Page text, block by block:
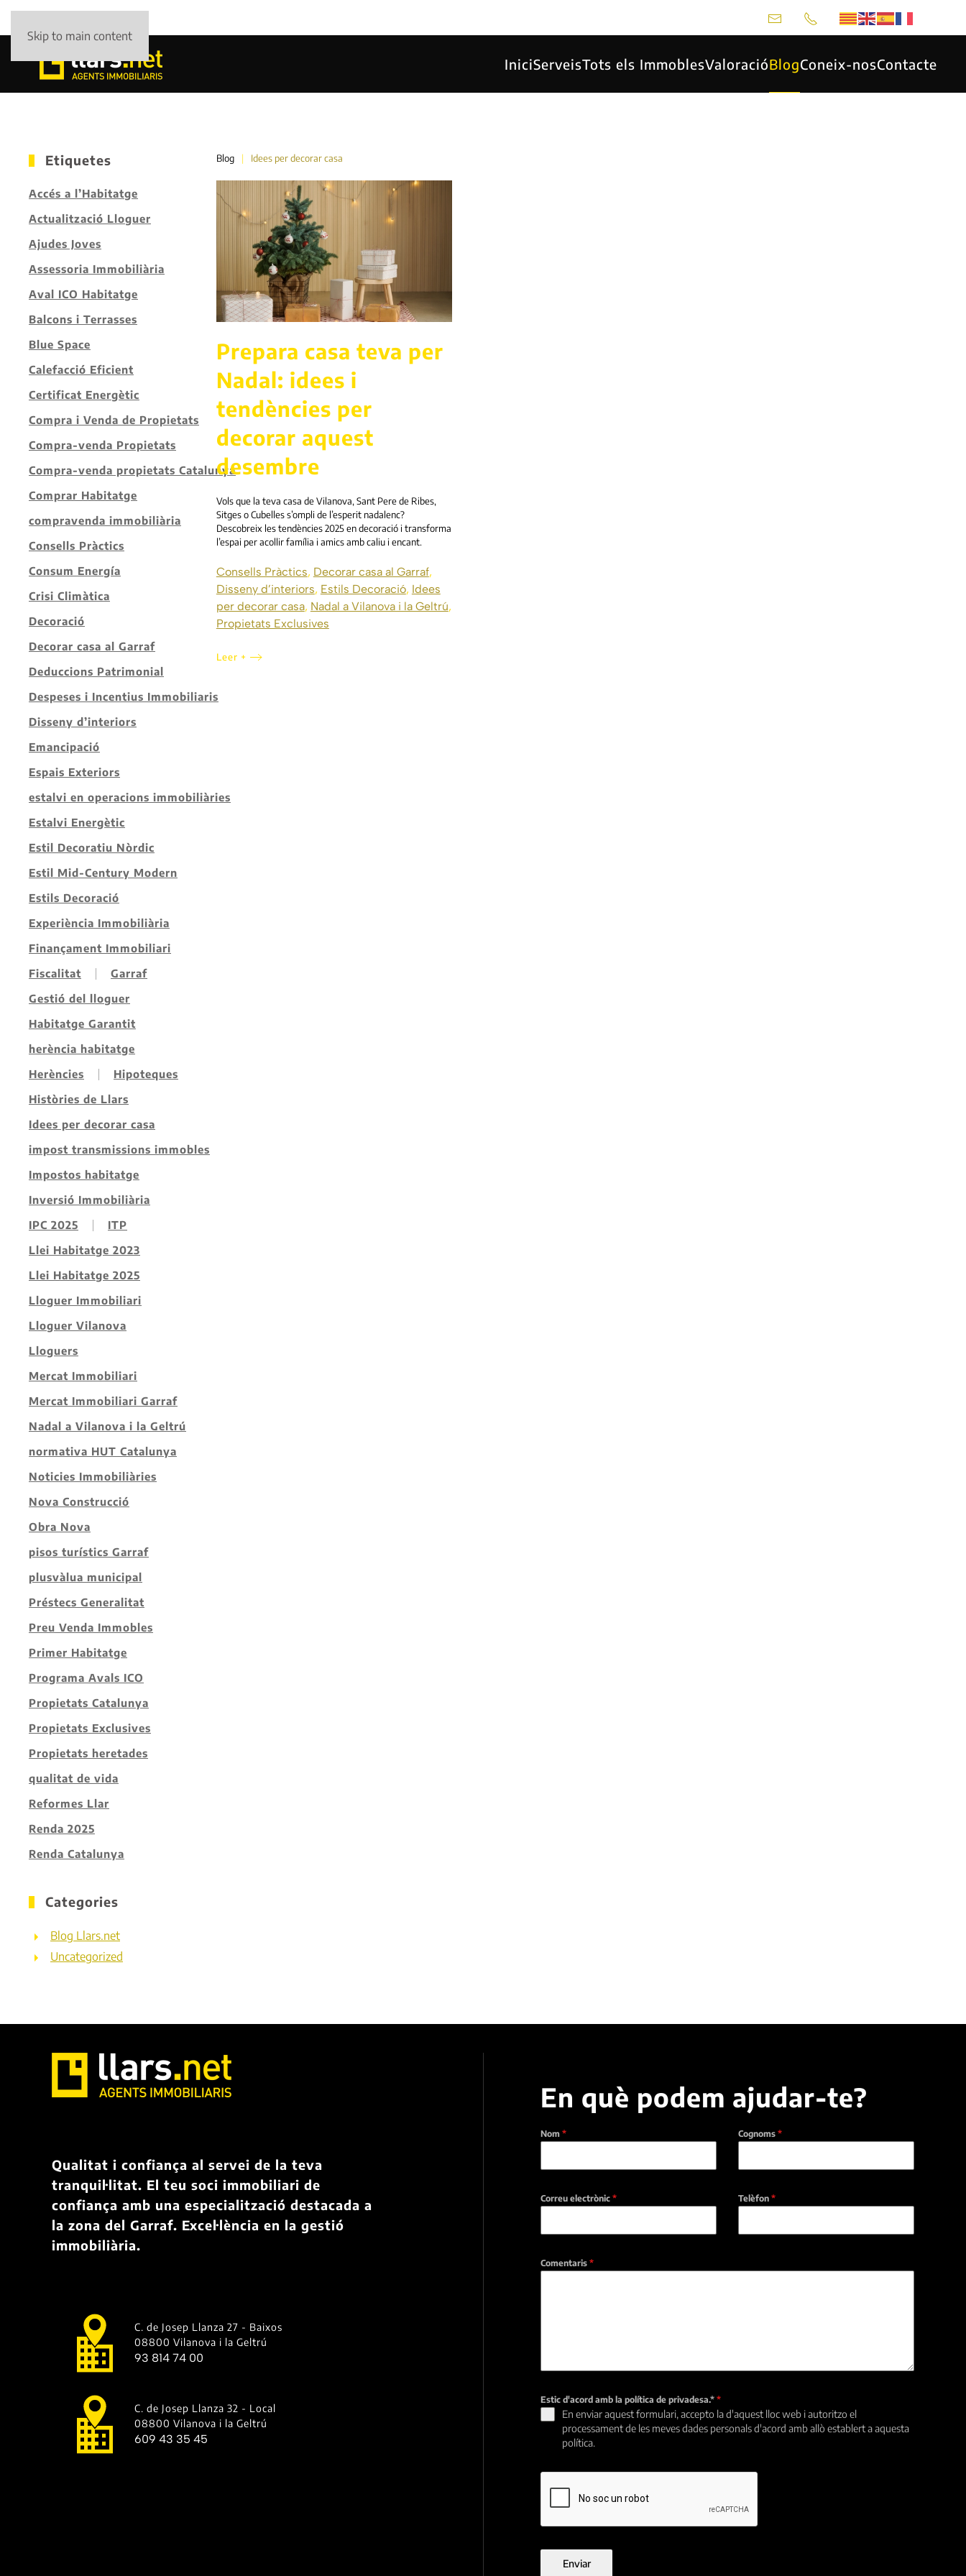
Skip to main content
IniciServeisTots els ImmoblesValoracióBlogConeix-nosContacte
Etiquetes
Accés a l’Habitatge
Actualització Lloguer
Ajudes Joves
Assessoria Immobiliària
Aval ICO Habitatge
Balcons i Terrasses
Blue Space
Calefacció Eficient
Certificat Energètic
Compra i Venda de Propietats
Compra-venda Propietats
Compra-venda propietats Catalunya
Comprar Habitatge
compravenda immobiliària
Consells Pràctics
Consum Energía
Crisi Climàtica
Decoració
Decorar casa al Garraf
Deduccions Patrimonial
Despeses i Incentius Immobiliaris
Disseny d’interiors
Emancipació
Espais Exteriors
estalvi en operacions immobiliàries
Estalvi Energètic
Estil Decoratiu Nòrdic
Estil Mid-Century Modern
Estils Decoració
Experiència Immobiliària
Finançament Immobiliari
Fiscalitat
Garraf
Gestió del lloguer
Habitatge Garantit
herència habitatge
Herències
Hipoteques
Històries de Llars
Idees per decorar casa
impost transmissions immobles
Impostos habitatge
Inversió Immobiliària
IPC 2025
ITP
Llei Habitatge 2023
Llei Habitatge 2025
Lloguer Immobiliari
Lloguer Vilanova
Lloguers
Mercat Immobiliari
Mercat Immobiliari Garraf
Nadal a Vilanova i la Geltrú
normativa HUT Catalunya
Noticies Immobiliàries
Nova Construcció
Obra Nova
pisos turístics Garraf
plusvàlua municipal
Préstecs Generalitat
Preu Venda Immobles
Primer Habitatge
Programa Avals ICO
Propietats Catalunya
Propietats Exclusives
Propietats heretades
qualitat de vida
Reformes Llar
Renda 2025
Renda Catalunya
Categories
Blog Llars.net
Uncategorized
Blog Idees per decorar casa
Prepara casa teva per
Nadal: idees i
tendències per
decorar aquest
desembre
Vols que la teva casa de Vilanova, Sant Pere de Ribes,
Sitges o Cubelles s’ompli de l’esperit nadalenc?
Descobreix les tendències 2025 en decoració i transforma
l’espai per acollir família i amics amb caliu i encant.
Consells Pràctics, Decorar casa al Garraf,
Disseny d’interiors, Estils Decoració, Idees
per decorar casa, Nadal a Vilanova i la Geltrú,
Propietats Exclusives
Leer +
Qualitat i confiança al servei de la teva
tranquil·litat. El teu soci immobiliari de
confiança amb una especialització destacada a
la zona del Garraf. Excel·lència en la gestió
immobiliària.
C. de Josep Llanza 27 - Baixos
08800 Vilanova i la Geltrú
93 814 74 00
C. de Josep Llanza 32 - Local
08800 Vilanova i la Geltrú
609 43 35 45
En què podem ajudar-te?
Nom * Cognoms *
Correu electrònic * Telèfon *
Comentaris *
Estic d'acord amb la política de privadesa.* *
En enviar aquest formulari, accepto la d'aquest lloc web i autoritzo el
processament de les meves dades personals d'acord amb allò establert a aquesta
política.
Enviar